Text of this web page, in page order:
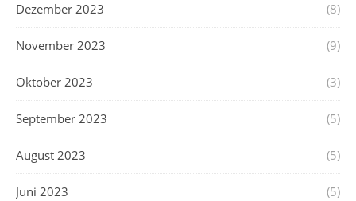
Dezember 2023 (8)
November 2023 (9)
Oktober 2023 (3)
September 2023 (5)
August 2023 (5)
Juni 2023 (5)